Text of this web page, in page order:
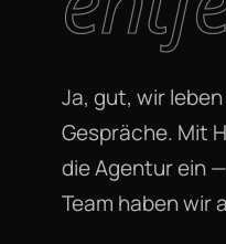
Ja, gut, wir
Gespräche. Mit
die Agentur ein
Team haben wir